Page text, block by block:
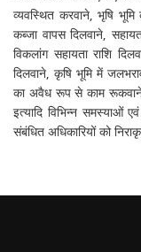
व्यवस्थित करवाने, भृषि
कब्जा वापस दिलवाने,
विकलांग सहायता राशि
दिलवाने, कृषि भूमि में
का अवैध रूप से काम रूकवाने
इत्यादि विभिन्न समस्याओं
संबंधित अधिकारियों को